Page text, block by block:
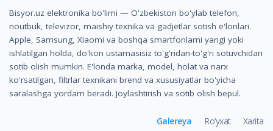
Bisyor.uz elektronika bo'limi — O'zbekiston bo'ylab telefon,
noutbuk, televizor, maishiy texnika va gadjetlar sotish e'lonlari.
Apple, Samsung, Xiaomi va boshqa smartfonlarni yangi yoki
ishlatilgan holda, do'kon ustamasisiz to'g'ridan-to'g'ri sotuvchidan
sotib olish mumkin. E'londa marka, model, holat va narx
ko'rsatilgan, filtrlar texnikani brend va xususiyatlar bo'yicha
saralashga yordam beradi. Joylashtirish va sotib olish bepul.
Galereya Ro‘yxat Xarita